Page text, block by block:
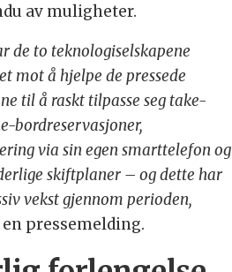
av muligheter.
de to teknologiselskapene
mot å hjelpe de pressede
til å raskt tilpasse seg take-
bordreservasjoner,
via sin egen smarttelefon og
skiftplaner – og dette har
vekst gjennom perioden,
pressemelding.